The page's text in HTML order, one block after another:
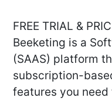
FREE TRIAL &
Beeketing is a
(SAAS) platform
subscription-
features you need